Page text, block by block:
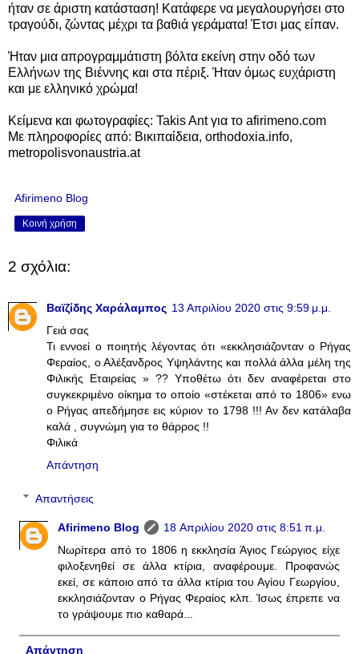
ήταν σε άριστη κατάσταση! Κατάφερε να μεγαλουργήσει στο
τραγούδι, ζώντας μέχρι τα βαθιά γεράματα! Έτσι μας είπαν.
Ήταν μια απρογραμμάτιστη βόλτα εκείνη στην οδό των
Ελλήνων της Βιέννης και στα πέριξ. Ήταν όμως ευχάριστη
και με ελληνικό χρώμα!
Κείμενα και φωτογραφίες: Takis Ant για το afirimeno.com
Με πληροφορίες από: Βικιπαίδεια, orthodoxia.info,
metropolisvonaustria.at
Afirimeno Blog
Κοινή χρήση
2 σχόλια:
Βαϊζίδης Χαράλαμπος 13 Απριλίου 2020 στις 9:59 μ.μ.
Γειά σας
Τι εννοεί ο ποιητής λέγοντας ότι «εκκλησιάζονταν ο Ρήγας
Φεραίος, ο Αλέξανδρος Υψηλάντης και πολλά άλλα μέλη της
Φιλικής Εταιρείας » ?? Υποθέτω ότι δεν αναφέρεται στο
συγκεκριμένο οίκημα το οποίο «στέκεται από το 1806» ενω
ο Ρήγας απεδήμησε εις κύριον το 1798 !!! Αν δεν κατάλαβα
καλά , συγνώμη για το θάρρος !!
Φιλικά
Απάντηση
Απαντήσεις
Afirimeno Blog
18 Απριλίου 2020 στις 8:51 π.μ.
Νωρίτερα από το 1806 η εκκλησία Άγιος Γεώργιος είχε
φιλοξενηθεί σε άλλα κτίρια, αναφέρουμε. Προφανώς
εκεί, σε κάποιο από τα άλλα κτίρια του Αγίου Γεωργίου,
εκκλησιάζονταν ο Ρήγας Φεραίος κλπ. Ίσως έπρεπε να
το γράψουμε πιο καθαρά...
Απάντηση